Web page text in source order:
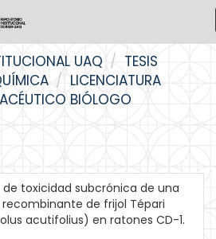
UAQ
TESIS
LICENCIATURA
BIÓLOGO
de toxicidad subcrónica de una
de frijol Tépari
acutifolius) en ratones CD-1.